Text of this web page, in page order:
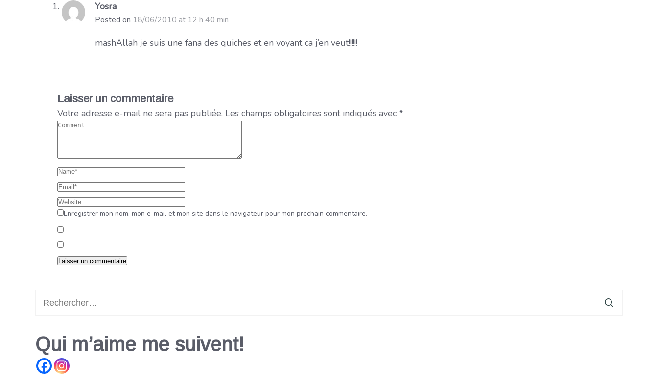
Yosra
Posted on 18/06/2010 at 12 h 40 min
mashAllah je suis une fana des quiches et en voyant ca j’en veut!!!!!!
Laisser un commentaire
Votre adresse e-mail ne sera pas publiée. Les champs obligatoires sont indiqués avec *
Enregistrer mon nom, mon e-mail et mon site dans le navigateur pour mon prochain commentaire.
Qui m’aime me suivent!